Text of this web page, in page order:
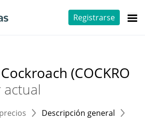
Registrarse
(COCKRO
actual
Descripción general